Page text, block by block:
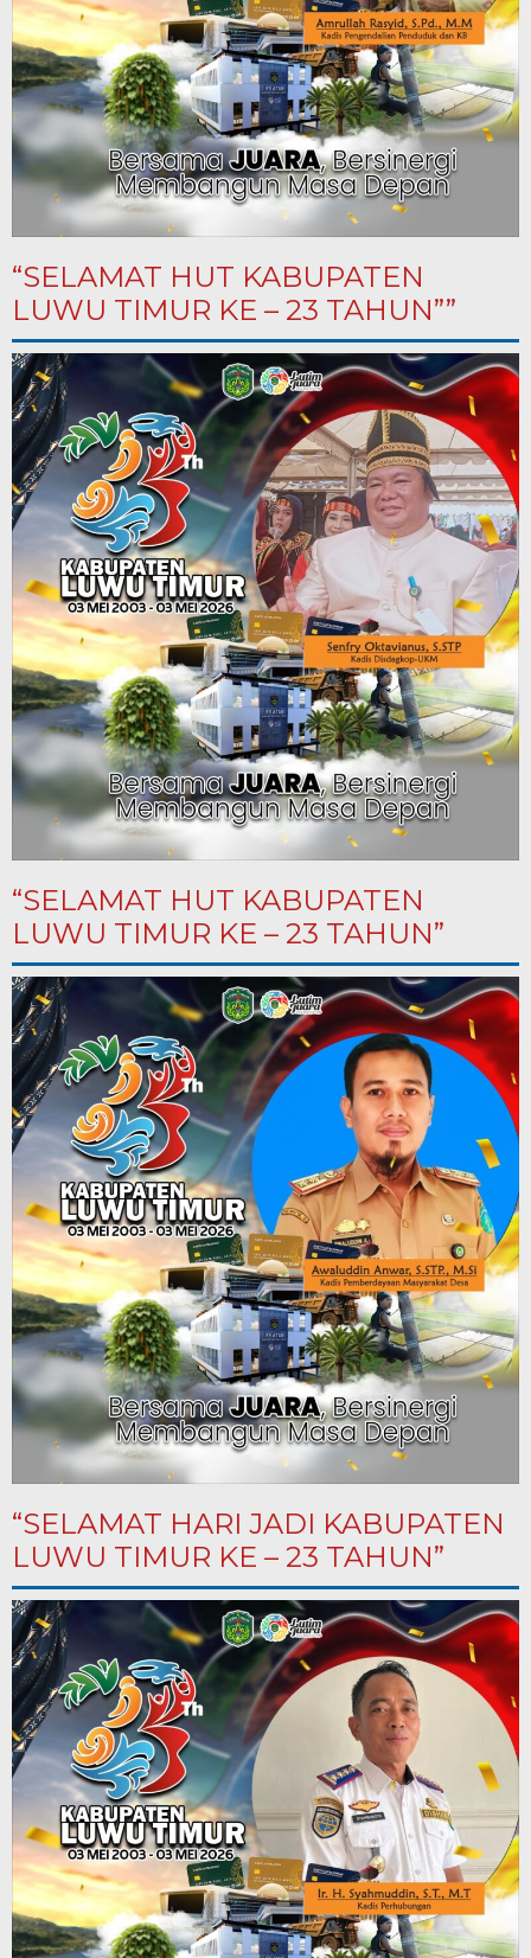
“SELAMAT HUT KABUPATEN
LUWU TIMUR KE – 23 TAHUN””
“SELAMAT HUT KABUPATEN
LUWU TIMUR KE – 23 TAHUN”
“SELAMAT HARI JADI KABUPATEN
LUWU TIMUR KE – 23 TAHUN”